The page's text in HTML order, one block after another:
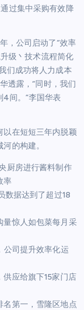
过集中采购有效降
，公司启动了“效率
级丶技术流程简化
们成功将人力成本
透露，“同时，我们
4间。”李国华表
以在短短三年内脱颖
的构建。
厨房进行酱料制作
率
数据达到了超过18
量惊人如包菜每月采
公司提升效率化运
应给旗下15家门店
名第一，雪隆区地点